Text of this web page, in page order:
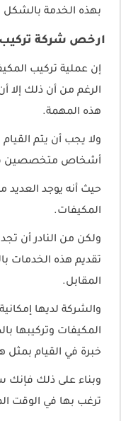
بهذه الخدمة بالشكل
ارخص شركة
إن عملية تركيب
الرغم من أن ذلك إلا
هذه المهمة.
ولا يجب أن يتم
أشخاص متخصصين
حيث أنه يوجد
المكيفات.
ولكن من النادر أن
تقديم هذه الخدمات
المقابل.
والشركة لديها
المكيفات وتركيبها
خبرة في القيام
وبناء على ذلك
ترغب بها في الوقت